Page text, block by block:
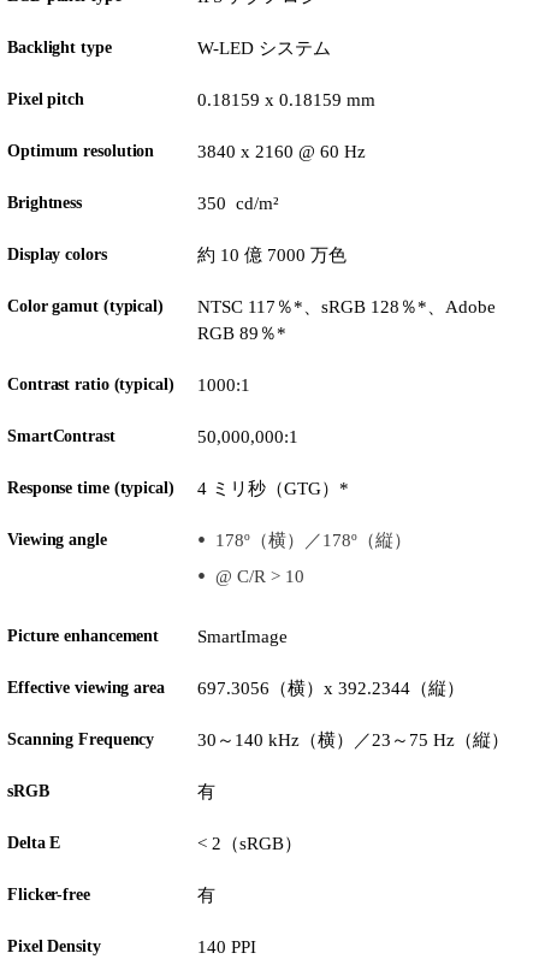
Backlight type W-LED システム
Pixel pitch 0.18159 x 0.18159 mm
Optimum resolution 3840 x 2160 @ 60 Hz
Brightness 350 cd/m²
Display colors 約 10 億 7000 万色
Color gamut (typical)
NTSC 117％*、sRGB 128％*、Adobe
RGB 89％*
Contrast ratio (typical) 1000:1
SmartContrast 50,000,000:1
Response time (typical) 4 ミリ秒（GTG）*
Viewing angle
178º（横）／178º（縦）
@ C/R > 10
Picture enhancement SmartImage
Effective viewing area 697.3056（横）x 392.2344（縦）
Scanning Frequency 30～140 kHz（横）／23～75 Hz（縦）
sRGB 有
Delta E < 2（sRGB）
Flicker-free 有
Pixel Density 140 PPI